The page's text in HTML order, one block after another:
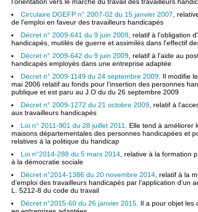
Circulaire DGEFP n° 2007-02 du 15 janvier 2007 ,
de l'emploi en faveur des travailleurs handicapés
Décret n° 2009-641 du 9 juin 2009 , relatif à l'obligation
handicapés, mutilés de guerre et assimilés dans l'effectif
Décret n° 2009-642 du 9 juin 2009 , relatif à l'aide au
handicapés employés dans une entreprise adaptée
Décret n° 2009-1149 du 24 septembre 2009 . Il modifie
mai 2006 relatif au fonds pour l'insertion des personnes
publique et est paru au J.O du du 26 septembre 2009
Décret n° 2009-1272 du 21 octobre 2009 , relatif à
aux travailleurs handicapés
Loi n° 2011-901 du 28 juillet 2011
. Elle tend à
maisons départementales des personnes handicapées et
relatives à la politique du handicap
Loi n°2014-288 du 5 mars 2014 , relative à la formation
à la démocratie sociale
Décret n°2014-1386 du 20 novembre 2014 , relatif à la
d’emploi des travailleurs handicapés par l’application d’un
L. 5212-8 du code du travail
Décret n°2015-60 du 26 janvier 2015 . Il a pour objet